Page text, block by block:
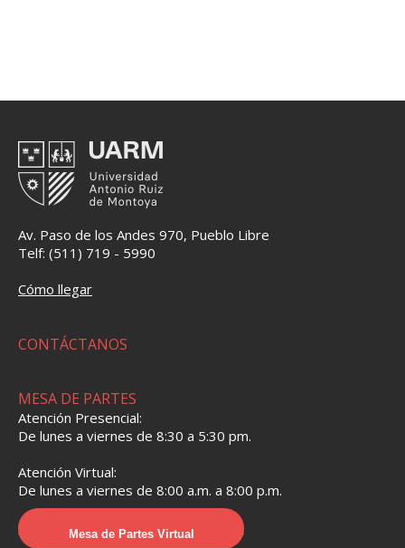
Av. Paso de los Andes 970, Pueblo Libre
Telf: (511) 719 - 5990
Cómo llegar
CONTÁCTANOS
MESA DE PARTES
Atención Presencial:
De lunes a viernes de 8:30 a 5:30 pm.
Atención Virtual:
De lunes a viernes de 8:00 a.m. a 8:00 p.m.
Mesa de Partes Virtual